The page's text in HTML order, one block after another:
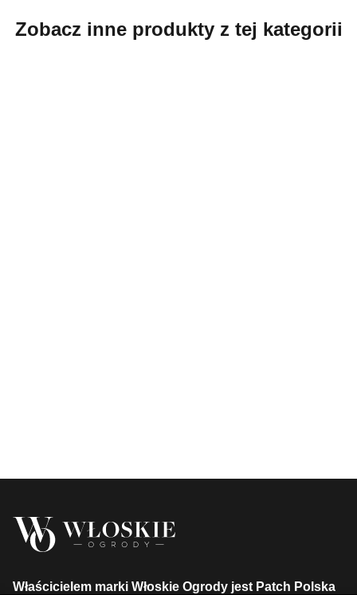
Zobacz inne produkty z tej kategorii
Właścicielem marki Włoskie Ogrody jest Patch Polska